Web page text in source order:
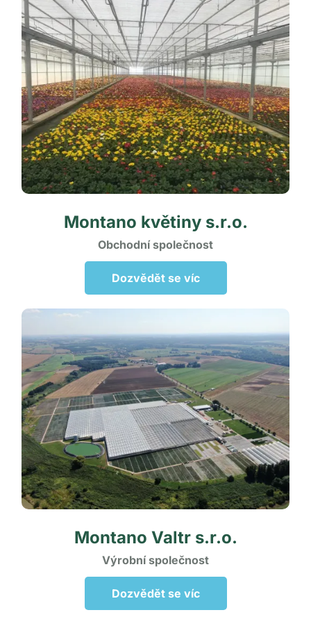
Montano květiny s.r.o.
Obchodní společnost
Dozvědět se víc
Montano Valtr s.r.o.
Výrobní společnost
Dozvědět se víc